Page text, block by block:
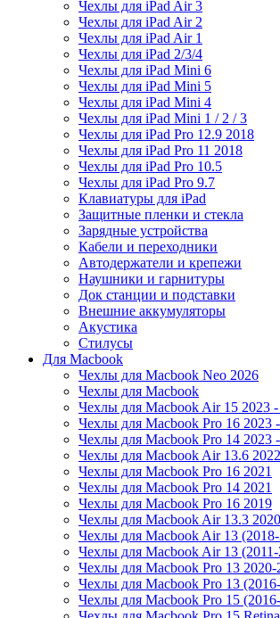
Чехлы для iPad Air 3
Чехлы для iPad Air 2
Чехлы для iPad Air 1
Чехлы для iPad 2/3/4
Чехлы для iPad Mini 6
Чехлы для iPad Mini 5
Чехлы для iPad Mini 4
Чехлы для iPad Mini 1 / 2 / 3
Чехлы для iPad Pro 12.9 2018
Чехлы для iPad Pro 11 2018
Чехлы для iPad Pro 10.5
Чехлы для iPad Pro 9.7
Клавиатуры для iPad
Защитные пленки и стекла
Зарядные устройства
Кабели и переходники
Автодержатели и крепежи
Наушники и гарнитуры
Док станции и подставки
Внешние аккумуляторы
Акустика
Стилусы
Для Macbook
Чехлы для Macbook Neo 2026
Чехлы для Macbook
Чехлы для Macbook Air 15 2023
Чехлы для Macbook Pro 16 2023
Чехлы для Macbook Pro 14 2023
Чехлы для Macbook Air 13.6
Чехлы для Macbook Pro 16 2021
Чехлы для Macbook Pro 14 2021
Чехлы для Macbook Pro 16 2019
Чехлы для Macbook Air 13.3
Чехлы для Macbook Air 13
Чехлы для Macbook Air 13
Чехлы для Macbook Pro 13 2020-
Чехлы для Macbook Pro 13
Чехлы для Macbook Pro 15